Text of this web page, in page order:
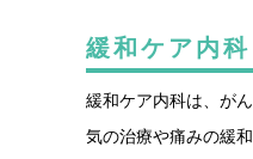
緩和ケア内科
緩和ケア内科は、が
気の治療や痛みの緩